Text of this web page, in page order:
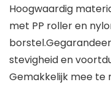
Hoogwaardig
met PP roller en
stevigheid en
Gemakkelijk mee te